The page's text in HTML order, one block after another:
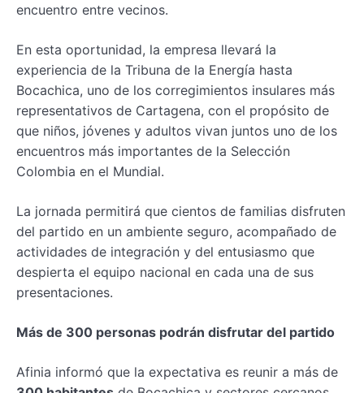
encuentro entre vecinos.
En esta oportunidad, la empresa llevará la
experiencia de la Tribuna de la Energía hasta
Bocachica, uno de los corregimientos insulares más
representativos de Cartagena, con el propósito de
que niños, jóvenes y adultos vivan juntos uno de los
encuentros más importantes de la Selección
Colombia en el Mundial.
La jornada permitirá que cientos de familias disfruten
del partido en un ambiente seguro, acompañado de
actividades de integración y del entusiasmo que
despierta el equipo nacional en cada una de sus
presentaciones.
Más de 300 personas podrán disfrutar del partido
Afinia informó que la expectativa es reunir a más de